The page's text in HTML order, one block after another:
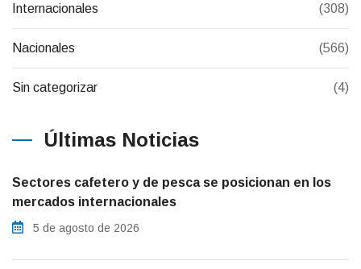
Internacionales (308)
Nacionales (566)
Sin categorizar (4)
Últimas Noticias
Sectores cafetero y de pesca se posicionan en los
mercados internacionales
5 de agosto de 2026